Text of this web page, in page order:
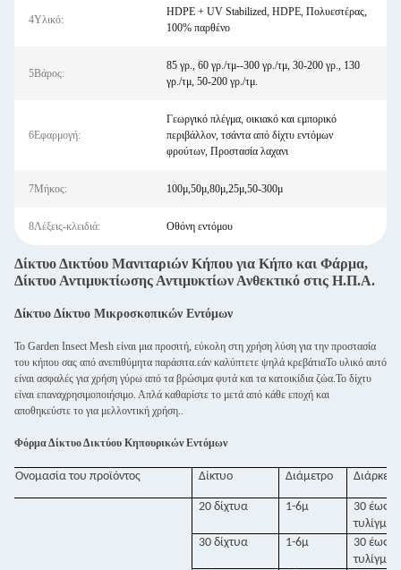
4Υλικό:
HDPE + UV Stabilized, HDPE, Πολυεστέρας,
100% παρθένο
5Βάρος:
85 γρ., 60 γρ./τμ--300 γρ./τμ, 30-200 γρ., 130
γρ./τμ, 50-200 γρ./τμ.
6Εφαρμογή:
Γεωργικό πλέγμα, οικιακό και εμπορικό
περιβάλλον, τσάντα από δίχτυ εντόμων
φρούτων, Προστασία λαχανι
7Μήκος: 100μ,50μ,80μ,25μ,50-300μ
8Λέξεις-κλειδιά: Οθόνη εντόμου
Δίκτυο Δικτύου Μανιταριών Κήπου για Κήπο και Φάρμα,
Δίκτυο Αντιμυκτίωσης Αντιμυκτίων Ανθεκτικό στις Η.Π.Α.
Δίκτυο Δίκτυο Μικροσκοπικών Εντόμων
Το Garden Insect Mesh είναι μια προσιτή, εύκολη στη χρήση λύση για την προστασία
του κήπου σας από ανεπιθύμητα παράσιτα.εάν καλύπτετε ψηλά κρεβάτιαΤο υλικό αυτό
είναι ασφαλές για χρήση γύρω από τα βρώσιμα φυτά και τα κατοικίδια ζώα.Το δίχτυ
είναι επαναχρησιμοποιήσιμο. Απλά καθαρίστε το μετά από κάθε εποχή και
αποθηκεύστε το για μελλοντική χρήση..
Φόρμα Δίκτυο Δικτύου Κηπουρικών Εντόμων
Ονομασία του προϊόντος Δίκτυο Διάμετρο Διάρκεια
20 δίχτυα 1-6μ
30 έως
τυλίγμα
30 δίχτυα
1-6μ
30 έως
τυλίγμα